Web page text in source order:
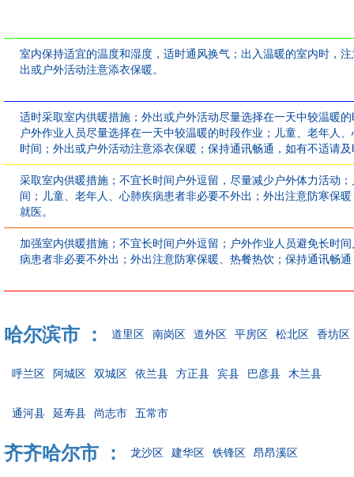
室内保持适宜的温度和湿度，适时通风换气；出入温暖的室内时，
出或户外活动注意添衣保暖。
适时采取室内供暖措施；外出或户外活动尽量选择在一天中较温暖
户外作业人员尽量选择在一天中较温暖的时段作业；儿童、老年人
时间；外出或户外活动注意添衣保暖；保持通讯畅通，如有不适请
采取室内供暖措施；不宜长时间户外逗留，尽量减少户外体力活动
间；儿童、老年人、心肺疾病患者非必要不外出；外出注意防寒保
就医。
加强室内供暖措施；不宜长时间户外逗留；户外作业人员避免长时
病患者非必要不外出；外出注意防寒保暖、热餐热饮；保持通讯畅
哈尔滨市 ： 道里区 南岗区 道外区 平房区 松北区 香坊区
呼兰区 阿城区 双城区 依兰县 方正县 宾县 巴彦县 木兰县
通河县 延寿县 尚志市 五常市
齐齐哈尔市 ： 龙沙区 建华区 铁锋区 昂昂溪区